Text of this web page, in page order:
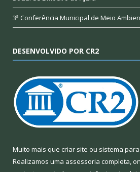
3ª Conferência Municipal de Meio
DESENVOLVIDO POR CR2
Muito mais que criar site ou sistema
Realizamos uma assessoria completa,